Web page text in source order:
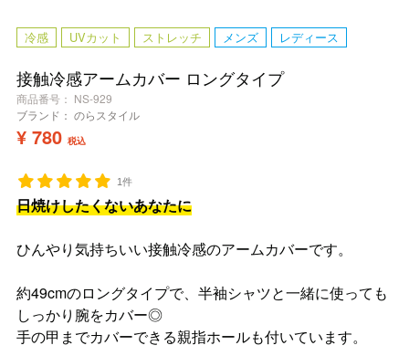
冷感 UVカット ストレッチ メンズ レディース
接触冷感アームカバー ロングタイプ
商品番号
NS-929
ブランド： のらスタイル
¥ 780 税込
1件
日焼けしたくないあなたに
ひんやり気持ちいい接触冷感のアームカバーです。
約49cmのロングタイプで、半袖シャツと一緒に使っても
しっかり腕をカバー◎
手の甲までカバーできる親指ホールも付いています。